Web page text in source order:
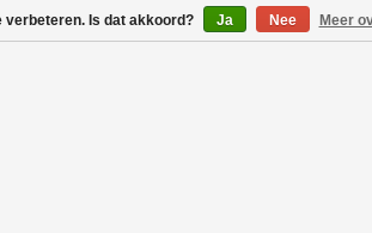
verbeteren. Is dat akkoord? Ja Nee Meer